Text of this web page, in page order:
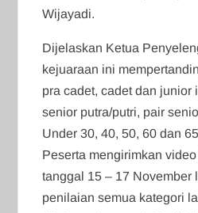
Wijayadi.
Dijelaskan Ketua
kejuaraan ini
pra cadet, cadet dan junior
senior putra/putri, pair
Under 30, 40, 50, 60 dan
Peserta mengirimkan
tanggal 15 – 17 November
penilaian semua kategori